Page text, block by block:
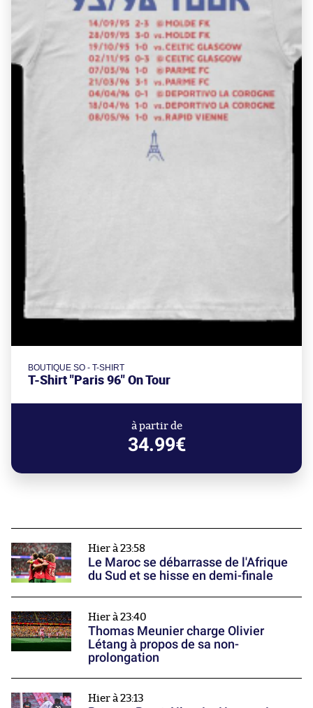
BOUTIQUE SO - T-SHIRT
T-Shirt "Paris 96" On Tour
à partir de
34.99€
Hier à 23:58
Le Maroc se débarrasse de l'Afrique
du Sud et se hisse en demi-finale
Hier à 23:40
Thomas Meunier charge Olivier
Létang à propos de sa non-
prolongation
Hier à 23:13